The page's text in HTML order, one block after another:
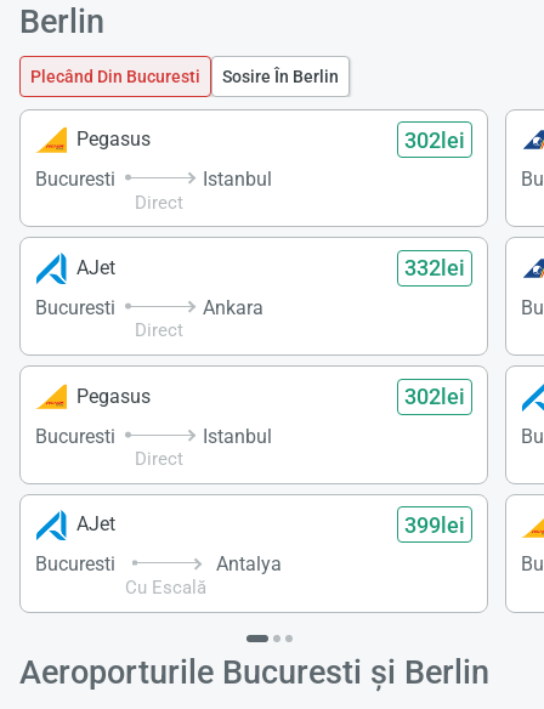
Berlin
Plecând Din Bucuresti Sosire În Berlin
Pegasus 302lei
Bucuresti
Direct
Istanbul
AJet 332lei
Bucuresti
Direct
Ankara
Pegasus 302lei
Bucuresti
Direct
Istanbul
AJet 399lei
Bucuresti
Cu Escală
Antalya
Aeroporturile Bucuresti și Berlin